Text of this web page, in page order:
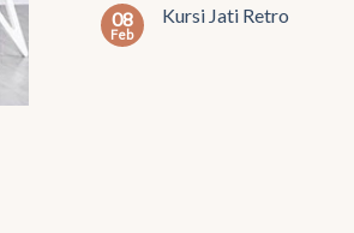
08
Feb
Kursi Jati Retro